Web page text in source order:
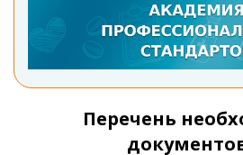
Перечень